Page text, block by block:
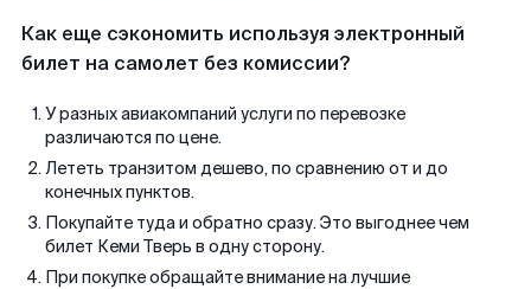
Как еще сэкономить используя электронный
билет на самолет без комиссии?
У разных авиакомпаний услуги по перевозке
различаются по цене.
Лететь транзитом дешево, по сравнению от и до
конечных пунктов.
Покупайте туда и обратно сразу. Это выгоднее чем
билет Кеми Тверь в одну сторону.
При покупке обращайте внимание на лучшие